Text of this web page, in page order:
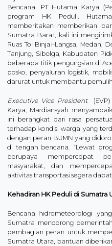
Bencana. PT Hutama Karya
program HK Peduli.
memberitakan memberikan
Sumatra Barat, kali ini
Ruas Tol Binjai–Langsa, Medan,
Tanjung, Sibolga, Kabupaten
beberapa titik pengungsian di
posko, penyaluran logistik,
darurat untuk membantu
Executive Vice President(EVP)
Karya, Mardiansyah
ini berangkat dari rasa
terhadap kondisi warga yang
dengan peran BUMN yang
di tengah bencana. “Lewat
berupaya mempercepat
masyarakat, dan
aktivitas transportasi segera
Kehadiran HK Peduli di Sumatra
Bencana hidrometeorologi
Sumatra mendorong
pembagian peran untuk
Sumatra Utara, bantuan